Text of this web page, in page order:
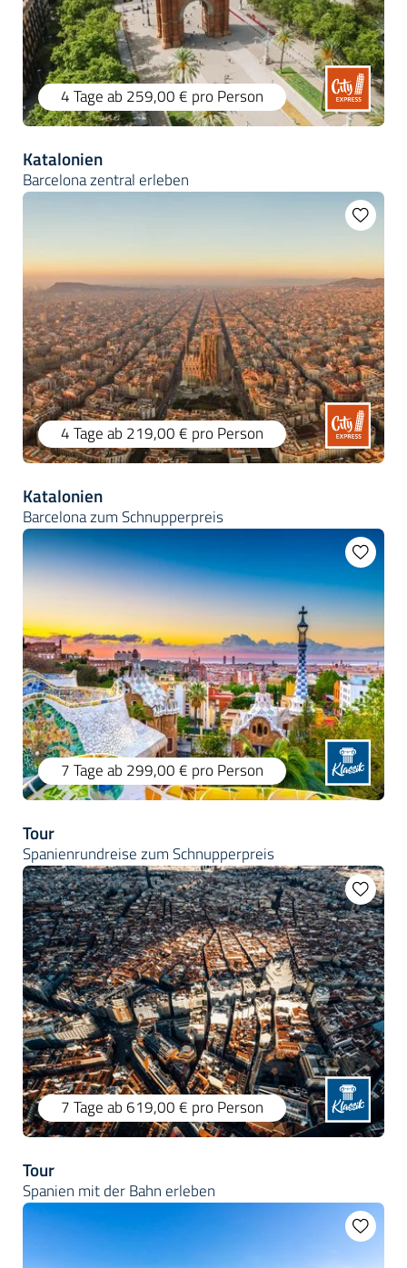
4 Tageab 259,00 € pro Person
Katalonien
Barcelona zentral erleben
4 Tageab 219,00 € pro Person
Katalonien
Barcelona zum Schnupperpreis
7 Tageab 299,00 € pro Person
Tour
Spanienrundreise zum Schnupperpreis
7 Tageab 619,00 € pro Person
Tour
Spanien mit der Bahn erleben